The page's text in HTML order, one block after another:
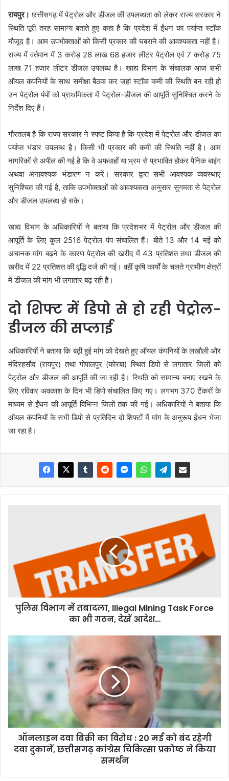
रायपुर। छत्तीसगढ़ में पेट्रोल और डीजल की उपलब्धता को लेकर राज्य सरकार ने
स्थिति पूरी तरह सामान्य बताते हुए कहा है कि प्रदेश में ईंधन का पर्याप्त स्टॉक
मौजूद है। आम उपभोक्ताओं को किसी प्रकार की घबराने की आवश्यकता नहीं है।
राज्य में वर्तमान में 3 करोड़ 28 लाख 68 हजार लीटर पेट्रोल एवं 7 करोड़ 75
लाख 71 हजार लीटर डीजल उपलब्ध है। खाद्य विभाग के संचालक आज सभी
ऑयल कंपनियों के साथ समीक्षा बैठक कर जहां स्टॉक कमी की स्थिति बन रही हो
उन पेट्रोल पंपों को प्राथमिकता में पेट्रोल-डीजल की आपूर्ति सुनिश्चित करने के
निर्देश दिए हैं।
गौरतलब है कि राज्य सरकार ने स्पष्ट किया है कि प्रदेश में पेट्रोल और डीजल का
पर्याप्त भंडार उपलब्ध है। किसी भी प्रकार की कमी की स्थिति नहीं है। आम
नागरिकों से अपील की गई है कि वे अफवाहों या भ्रम से प्रभावित होकर पैनिक बाइंग
अथवा अनावश्यक भंडारण न करें। सरकार द्वारा सभी आवश्यक व्यवस्थाएं
सुनिश्चित की गई है, ताकि उपभोक्ताओं को आवश्यकता अनुसार सुगमता से पेट्रोल
और डीजल उपलब्ध हो सके।
खाद्य विभाग के अधिकारियों ने बताया कि प्रदेशभर में पेट्रोल और डीजल की
आपूर्ति के लिए कुल 2516 पेट्रोल पंप संचालित हैं। बीते 13 और 14 मई को
अचानक मांग बढ़ने के कारण पेट्रोल की खरीद में 43 प्रतिशत तथा डीजल की
खरीद में 22 प्रतिशत की वृद्धि दर्ज की गई। वहीं कृषि कार्यों के चलते ग्रामीण क्षेत्रों
में डीजल की मांग भी लगातार बढ़ रही है।
दो शिफ्ट में डिपो से हो रही पेट्रोल-
डीजल की सप्लाई
अधिकारियों ने बताया कि बढ़ी हुई मांग को देखते हुए ऑयल कंपनियों के लखौली और
मंदिरहसौद (रायपुर) तथा गोपालपुर (कोरबा) स्थित डिपो से लगातार जिलों को
पेट्रोल और डीजल की आपूर्ति की जा रही है। स्थिति को सामान्य बनाए रखने के
लिए रविवार अवकाश के दिन भी डिपो संचालित किए गए। लगभग 370 टैंकरों के
माध्यम से ईंधन की आपूर्ति विभिन्न जिलों तक की गई। अधिकारियों ने बताया कि
ऑयल कंपनियों के सभी डिपो से प्रतिदिन दो शिफ्टों में मांग के अनुरूप ईंधन भेजा
जा रहा है।
पुलिस विभाग में तबादला, Illegal Mining Task Force
का भी गठन, देखें आदेश…
ऑनलाइन दवा बिक्री का विरोध : 20 मई को बंद रहेगी
दवा दुकानें, छत्तीसगढ़ कांग्रेस चिकित्सा प्रकोष्ठ ने किया
समर्थन